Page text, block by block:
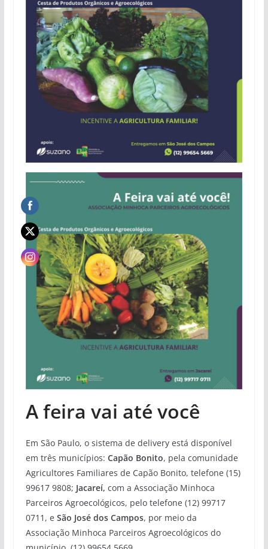
A feira vai até você
Em São Paulo, o sistema de delivery está disponível
em três municípios: Capão Bonito, pela comunidade
Agricultores Familiares de Capão Bonito, telefone (15)
99617 9808; Jacareí, com a Associação Minhoca
Parceiros Agroecológicos, pelo telefone (12) 99717
0711, e São José dos Campos, por meio da
Associação Minhoca Parceiros Agroecológicos do